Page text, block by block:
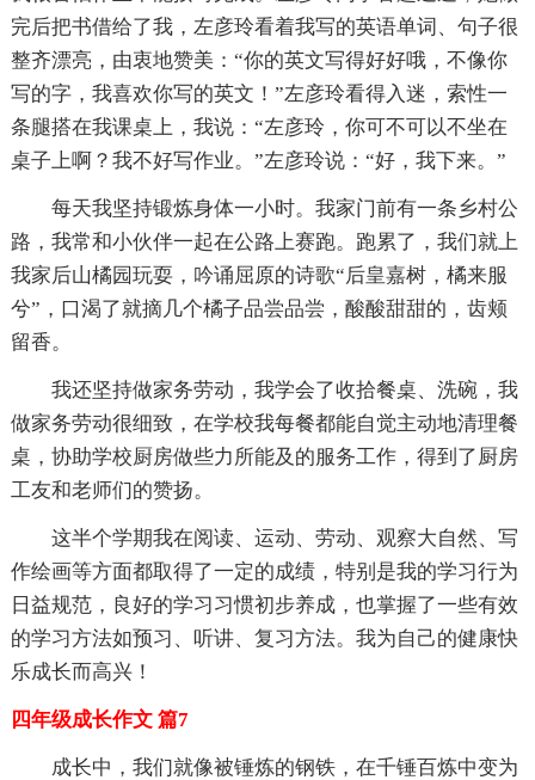
完后把书借给了我，左彦玲看着我写的英语单词、句子很
整齐漂亮，由衷地赞美：“你的英文写得好好哦，不像你
写的字，我喜欢你写的英文！”左彦玲看得入迷，索性一
条腿搭在我课桌上，我说：“左彦玲，你可不可以不坐在
桌子上啊？我不好写作业。”左彦玲说：“好，我下来。”
每天我坚持锻炼身体一小时。我家门前有一条乡村公
路，我常和小伙伴一起在公路上赛跑。跑累了，我们就上
我家后山橘园玩耍，吟诵屈原的诗歌“后皇嘉树，橘来服
兮”，口渴了就摘几个橘子品尝品尝，酸酸甜甜的，齿颊
留香。
我还坚持做家务劳动，我学会了收拾餐桌、洗碗，我
做家务劳动很细致，在学校我每餐都能自觉主动地清理餐
桌，协助学校厨房做些力所能及的服务工作，得到了厨房
工友和老师们的赞扬。
这半个学期我在阅读、运动、劳动、观察大自然、写
作绘画等方面都取得了一定的成绩，特别是我的学习行为
日益规范，良好的学习习惯初步养成，也掌握了一些有效
的学习方法如预习、听讲、复习方法。我为自己的健康快
乐成长而高兴！
四年级成长作文 篇7
成长中，我们就像被锤炼的钢铁，在千锤百炼中变为